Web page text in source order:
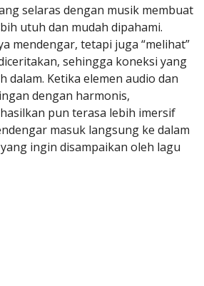
selaras dengan musik membuat
utuh dan mudah dipahami.
mendengar, tetapi juga “melihat”
sehingga koneksi yang
dalam. Ketika elemen audio dan
dengan harmonis,
pun terasa lebih imersif
masuk langsung ke dalam
ingin disampaikan oleh lagu